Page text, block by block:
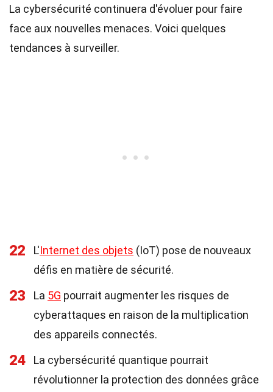
La cybersécurité continuera d'évoluer pour faire
face aux nouvelles menaces. Voici quelques
tendances à surveiller.
22 L'Internet des objets (IoT) pose de nouveaux
défis en matière de sécurité.
23 La 5G pourrait augmenter les risques de
cyberattaques en raison de la multiplication
des appareils connectés.
24
La cybersécurité quantique pourrait
révolutionner la protection des données grâce